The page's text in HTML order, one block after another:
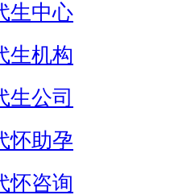
生中心
生机构
生公司
怀助孕
怀咨询